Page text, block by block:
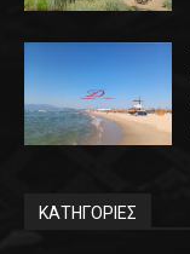
ΚΑΤΗΓΟΡΙΕΣ